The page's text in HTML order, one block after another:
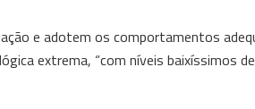
e adotem os comportamentos
extrema, “com níveis baixíssimos